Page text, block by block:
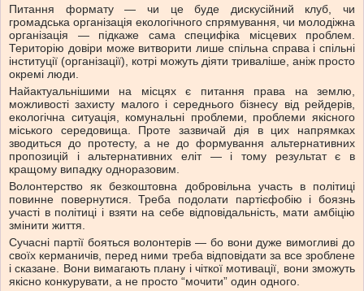
Питання формату — чи це буде дискусійний клуб, чи
громадська організація екологічного спрямування, чи молодіжна
організація — підкаже сама специфіка місцевих проблем.
Територію довіри може витворити лише спільна справа і спільні
інституції (організації), котрі можуть діяти триваліше, аніж просто
окремі люди.
Найактуальнішими на місцях є питання права на землю,
можливості захисту малого і середнього бізнесу від рейдерів,
екологічна ситуація, комунальні проблеми, проблеми якісного
міського середовища. Проте зазвичай дія в цих напрямках
зводиться до протесту, а не до формування альтернативних
пропозицій і альтернативних еліт — і тому результат є в
кращому випадку одноразовим.
Волонтерство як безкоштовна добровільна участь в політиці
повинне повернутися. Треба подолати партієфобію і боязнь
участі в політиці і взяти на себе відповідальність, мати амбіцію
змінити життя.
Сучасні партії бояться волонтерів — бо вони дуже вимогливі до
своїх керманичів, перед ними треба відповідати за все зроблене
і сказане. Вони вимагають плану і чіткої мотивації, вони зможуть
якісно конкурувати, а не просто “мочити” один одного.